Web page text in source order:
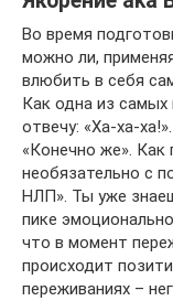
Во время
можно ли,
влюбить в себя
Как одна из самых
отвечу: «Ха-ха-
«Конечно же». Как
необязательно с
НЛП». Ты уже
пике
что в момент
происходит
переживаниях –